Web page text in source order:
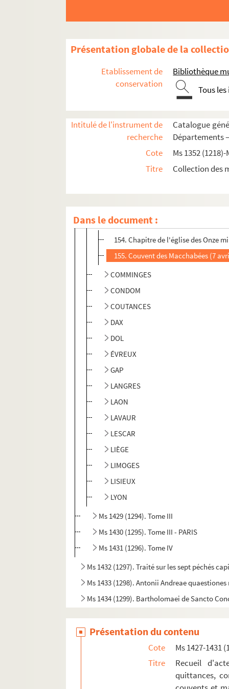
Présentation globale de la
Etablissement de
conservation
Bibliothèque
Tous
Intitulé de l'instrument de
recherche
Catalogue
Départements
Cote
Ms 1352
Titre
Collection des
Dans le document :
Ms 1426 (1291). Recueil de pièces,
Ms 1427-1431 (1292-1296). Recueil d'actes,
Ms 1428 (1293). Tome II
CAMBRAI
CARCASSONNE
CASTRES
CHALONS-SUR-MARNE
CHALON-SUR-SAONE
CLERMONT
COLOGNE
154. Chapitre de l'église des Onze
155. Couvent des Macchabées (7
COMMINGES
CONDOM
COUTANCES
DAX
DOL
ÉVREUX
GAP
LANGRES
LAON
LAVAUR
LESCAR
LIÈGE
LIMOGES
LISIEUX
LYON
Ms 1429 (1294). Tome III
Ms 1430 (1295). Tome III - PARIS
Ms 1431 (1296). Tome IV
Ms 1432 (1297). Traité sur les sept péchés
Ms 1433 (1298). Antonii Andreae
Ms 1434 (1299). Bartholomaei de Sancto
Ms 1436 (1301). S. Thomae de Aquino
Ms 1437-1440 (1302-1305). Cabinet
Ms 1441 (1306). Petri Lombardi
Ms 1442 (1307). « Decisiones Rote romane
Présentation du contenu
Cote
Ms 1427-1431
Titre
Recueil
quittances,